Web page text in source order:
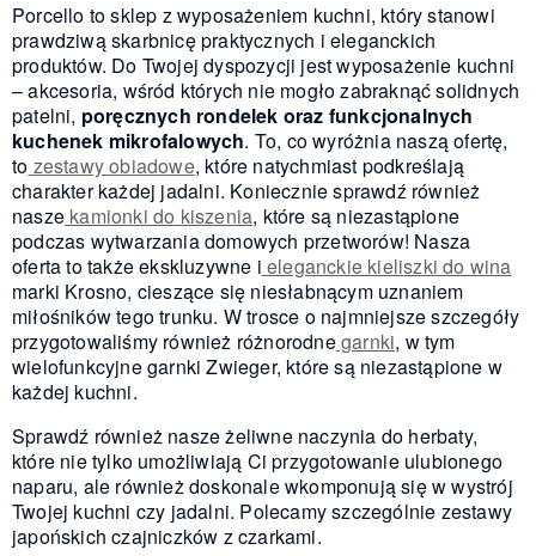
Porcello to sklep z wyposażeniem kuchni, który stanowi
prawdziwą skarbnicę praktycznych i eleganckich
produktów. Do Twojej dyspozycji jest wyposażenie kuchni
– akcesoria, wśród których nie mogło zabraknąć solidnych
patelni, poręcznych rondelek oraz funkcjonalnych
kuchenek mikrofalowych. To, co wyróżnia naszą ofertę,
to zestawy obiadowe, które natychmiast podkreślają
charakter każdej jadalni. Koniecznie sprawdź również
nasze kamionki do kiszenia, które są niezastąpione
podczas wytwarzania domowych przetworów! Nasza
oferta to także ekskluzywne i eleganckie kieliszki do wina
marki Krosno, cieszące się niesłabnącym uznaniem
miłośników tego trunku. W trosce o najmniejsze szczegóły
przygotowaliśmy również różnorodnegarnki, w tym
wielofunkcyjne garnki Zwieger, które są niezastąpione w
każdej kuchni.
Sprawdź również nasze żeliwne naczynia do herbaty,
które nie tylko umożliwiają Ci przygotowanie ulubionego
naparu, ale również doskonale wkomponują się w wystrój
Twojej kuchni czy jadalni. Polecamy szczególnie zestawy
japońskich czajniczków z czarkami.